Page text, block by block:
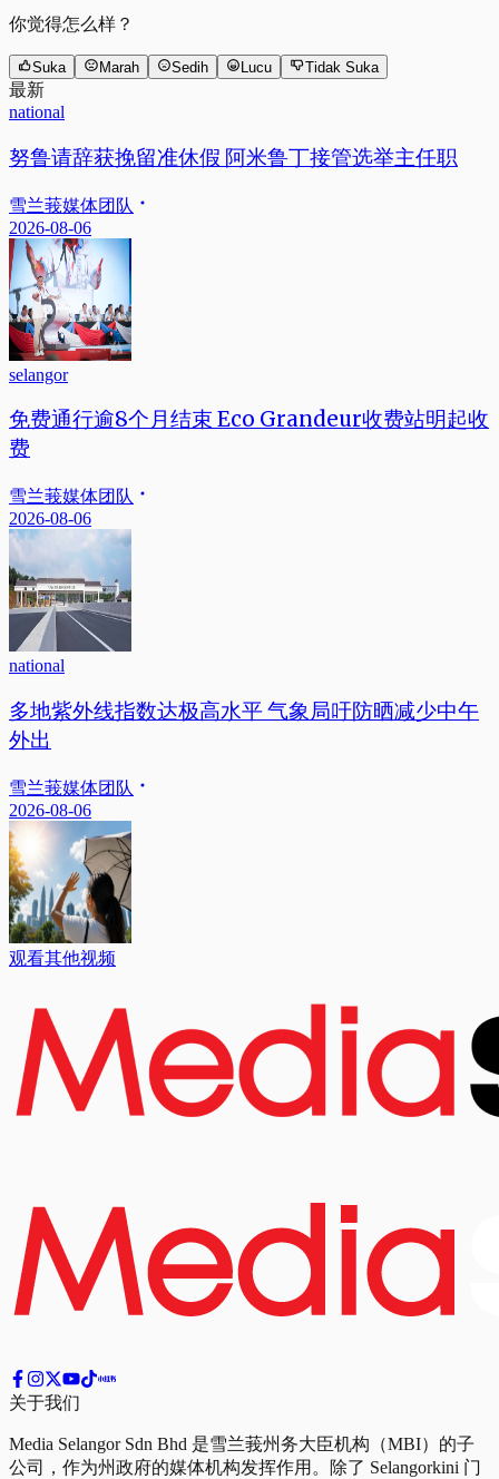
你觉得怎么样？
Suka Marah Sedih Lucu Tidak Suka
最新
national
努鲁请辞获挽留准休假 阿米鲁丁接管选举主任职
雪兰莪媒体团队
2026-08-06
selangor
免费通行逾8个月结束 Eco Grandeur收费站明起收
费
雪兰莪媒体团队
2026-08-06
national
多地紫外线指数达极高水平 气象局吁防晒减少中午
外出
雪兰莪媒体团队
2026-08-06
观看其他视频
关于我们
Media Selangor Sdn Bhd 是雪兰莪州务大臣机构（MBI）的子
公司，作为州政府的媒体机构发挥作用。除了 Selangorkini 门